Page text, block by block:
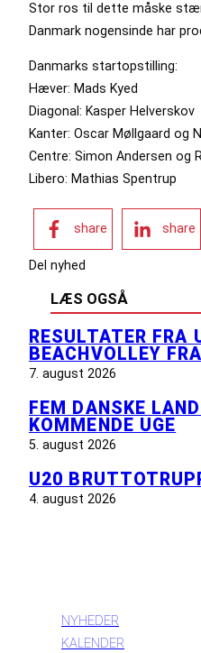
Stor ros til dette måske
Danmark nogensinde har
Danmarks startopstilling:
Hæver: Mads Kyed
Diagonal: Kasper Helverskov
Kanter: Oscar Møllgaard og
Centre: Simon Andersen og
Libero: Mathias Spentrup
share share
Del nyhed
LÆS OGSÅ
RESULTATER FRA
BEACHVOLLEY
7. august 2026
FEM DANSKE
KOMMENDE UGE
5. august 2026
U20
4. august 2026
NYHEDER
KALENDER